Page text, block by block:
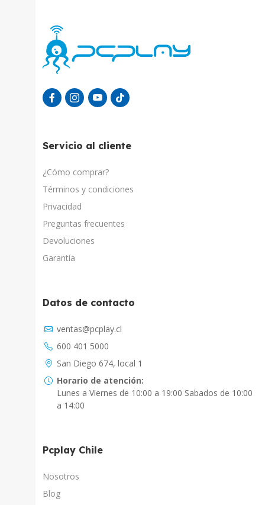
Servicio al cliente
¿Cómo comprar?
Términos y condiciones
Privacidad
Preguntas frecuentes
Devoluciones
Garantía
Datos de contacto
ventas@pcplay.cl
600 401 5000
San Diego 674, local 1
Horario de atención:
Lunes a Viernes de 10:00 a 19:00 Sabados de 10:00
a 14:00
Pcplay Chile
Nosotros
Blog
Respuesta inmediata con IA
PcPlay Santiago / Web
Hola soy Freddy, en que puedo ayudarte...
PcPlay Santiago / Tienda
PCPlay Osorno